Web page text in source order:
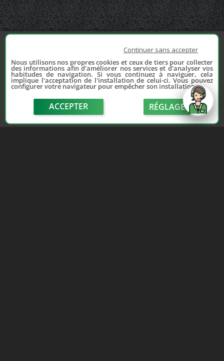
Continuer sans accepter
Nous utilisons nos propres cookies et ceux de tiers pour collecter
des informations afin d'améliorer nos services et d'analyser vos
habitudes de navigation. Si vous continuez à naviguer, cela
implique l'acceptation de l'installation de celui-ci. Vous pouvez
configurer votre navigateur pour empêcher son installation.
ACCEPTER RÉGLAGE